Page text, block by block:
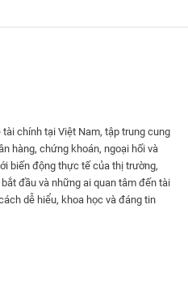
chính tại Việt Nam, tập trung cung
hàng, chứng khoán, ngoại hối và
biến động thực tế của thị trường,
đầu và những ai quan tâm đến tài
dễ hiểu, khoa học và đáng tin